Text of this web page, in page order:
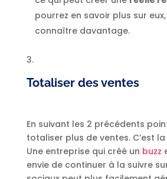
pourrez en savoir plus sur
connaître davantage.
Totaliser des ventes
En suivant les 2 précédents
totaliser plus de ventes. C’est
Une entreprise qui créé un buzz
envie de continuer à la suivre